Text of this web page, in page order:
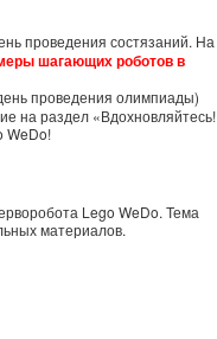
проведения состязаний. На
шагающих роботов в
проведения олимпиады)
на раздел «Вдохновляйтесь!
WeDo!
Lego WeDo. Тема
материалов.